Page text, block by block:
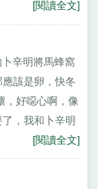
[閱讀全文]
辛明將馬蜂窩
該是卵，快冬
，好噁心啊，像
，我和卜辛明
[閱讀全文]